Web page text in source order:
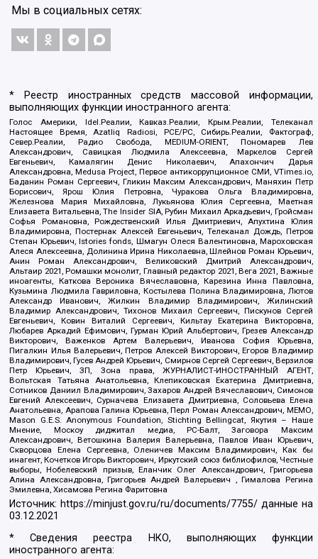
Мы в социальных сетях:
* Реестр иностранных средств массовой информации,
выполняющих функции иностранного агента:
Голос Америки, Idel.Реалии, Кавказ.Реалии, Крым.Реалии, Телеканал
Настоящее Время, Azatliq Radiosi, PCE/PC, Сибирь.Реалии, Фактограф,
Север.Реалии, Радио Свобода, MEDIUM-ORIENT, Пономарев Лев
Александрович, Савицкая Людмила Алексеевна, Маркелов Сергей
Евгеньевич, Камалягин Денис Николаевич, Апахончич Дарья
Александровна, Medusa Project, Первое антикоррупционное СМИ, VTimes.io,
Баданин Роман Сергеевич, Гликин Максим Александрович, Маняхин Петр
Борисович, Ярош Юлия Петровна, Чуракова Ольга Владимировна,
Железнова Мария Михайловна, Лукьянова Юлия Сергеевна, Маетная
Елизавета Витальевна, The Insider SIA, Рубин Михаил Аркадьевич, Гройсман
Софья Романовна, Рождественский Илья Дмитриевич, Апухтина Юлия
Владимировна, Постернак Алексей Евгеньевич, Телеканал Дождь, Петров
Степан Юрьевич, Istories fonds, Шмагун Олеся Валентиновна, Мароховская
Алеся Алексеевна, Долинина Ирина Николаевна, Шлейнов Роман Юрьевич,
Анин Роман Александрович, Великовский Дмитрий Александрович,
Альтаир 2021, Ромашки монолит, Главный редактор 2021, Вега 2021, Важные
иноагенты, Каткова Вероника Вячеславовна, Карезина Инна Павловна,
Кузьмина Людмила Гавриловна, Костылева Полина Владимировна, Лютов
Александр Иванович, Жилкин Владимир Владимирович, Жилинский
Владимир Александрович, Тихонов Михаил Сергеевич, Пискунов Сергей
Евгеньевич, Ковин Виталий Сергеевич, Кильтау Екатерина Викторовна,
Любарев Аркадий Ефимович, Гурман Юрий Альбертович, Грезев Александр
Викторович, Важенков Артем Валерьевич, Иванова София Юрьевна,
Пигалкин Илья Валерьевич, Петров Алексей Викторович, Егоров Владимир
Владимирович, Гусев Андрей Юрьевич, Смирнов Сергей Сергеевич, Верзилов
Петр Юрьевич, ЗП, Зона права, ЖУРНАЛИСТ-ИНОСТРАННЫЙ АГЕНТ,
Вольтская Татьяна Анатольевна, Клепиковская Екатерина Дмитриевна,
Сотников Даниил Владимирович, Захаров Андрей Вячеславович, Симонов
Евгений Алексеевич, Сурначева Елизавета Дмитриевна, Соловьева Елена
Анатольевна, Арапова Галина Юрьевна, Перл Роман Александрович, МЕМО,
Mason G.E.S. Anonymous Foundation, Stichting Bellingcat, Якутия – Наше
Мнение, Москоу диджитал медиа, РС-Балт, Заговора Максим
Александрович, Ветошкина Валерия Валерьевна, Павлов Иван Юрьевич,
Скворцова Елена Сергеевна, Оленичев Максим Владимирович, Как бы
инагент, Кочетков Игорь Викторович, Иркутский союз библиофилов, Честные
выборы, Нобелевский призыв, Еланчик Олег Александрович, Григорьева
Алина Александровна, Григорьев Андрей Валерьевич , Гималова Регина
Эмилевна, Хисамова Регина Фаритовна
Источник: https://minjust.gov.ru/ru/documents/7755/ данные на
03.12.2021
* Сведения реестра НКО, выполняющих функции
иностранного агента: